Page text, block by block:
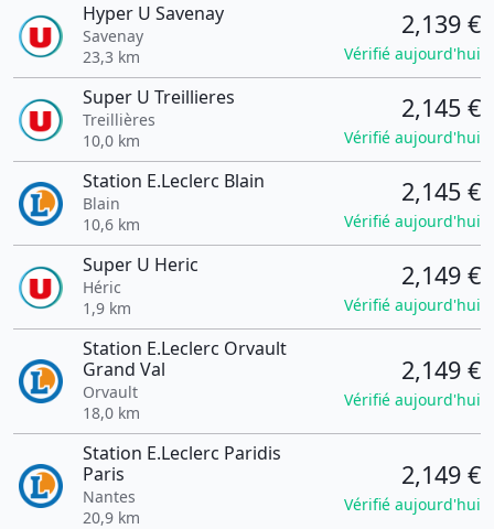
Hyper U Savenay
Savenay
23,3 km
2,139 €
Vérifié aujourd'hui
Super U Treillieres
Treillières
10,0 km
2,145 €
Vérifié aujourd'hui
Station E.Leclerc Blain
Blain
10,6 km
2,145 €
Vérifié aujourd'hui
Super U Heric
Héric
1,9 km
2,149 €
Vérifié aujourd'hui
Station E.Leclerc Orvault
Grand Val
Orvault
18,0 km
2,149 €
Vérifié aujourd'hui
Station E.Leclerc Paridis
Paris
Nantes
20,9 km
2,149 €
Vérifié aujourd'hui